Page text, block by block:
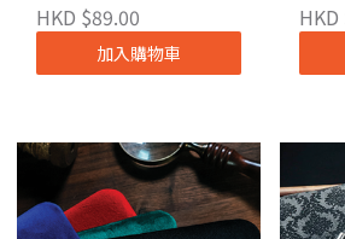
HKD $89.00
加入購物車